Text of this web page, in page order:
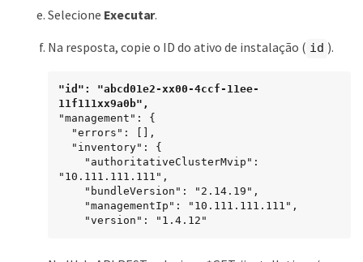
Selecione Executar.
Na resposta, copie o ID do ativo de instalação ( id ).
"id": "abcd01e2-xx00-4ccf-11ee-
11f111xx9a0b",
"management": {
"10.111.111.111",
    "version": "1.4.12"